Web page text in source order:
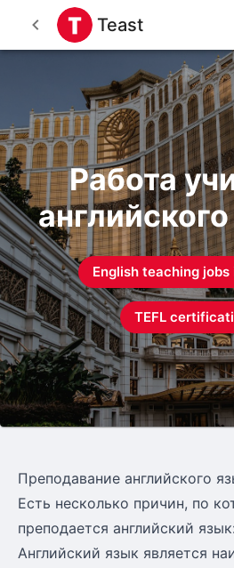
Teast
Работа
English teaching jobs
TEFL
Преподавание английского
Есть несколько причин, по
преподается английский язык:
Английский язык является